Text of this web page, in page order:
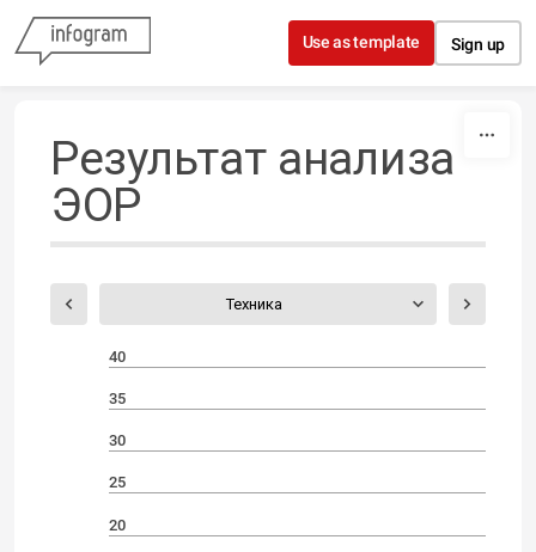
Skip to content
Use as template Sign up
Результат анализа
ЭОР
Техника
40
35
30
25
20